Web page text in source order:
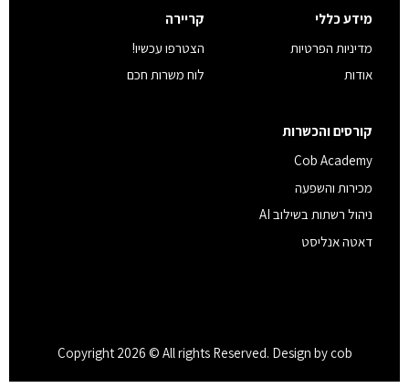
מידע כללי
מדיניות הפרטיות
אודות
קריירה
הצטרפו עכשיו!
לוח משרות חכם
קורסים והכשרות
Cob Academy
מכירות והשפעה
ניהול רשתות בשילוב AI
דאטה אנליסט
Copyright 2026 © All rights Reserved. Design by cob